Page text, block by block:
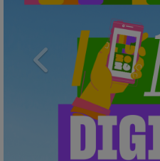
Previous